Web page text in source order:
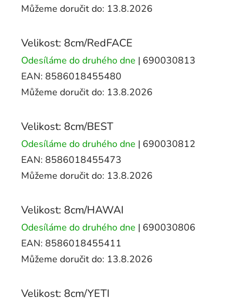
Můžeme doručit do: 13.8.2026
Velikost: 8cm/RedFACE
Odesíláme do druhého dne | 690030813
EAN: 8586018455480
Můžeme doručit do: 13.8.2026
Velikost: 8cm/BEST
Odesíláme do druhého dne | 690030812
EAN: 8586018455473
Můžeme doručit do: 13.8.2026
Velikost: 8cm/HAWAI
Odesíláme do druhého dne | 690030806
EAN: 8586018455411
Můžeme doručit do: 13.8.2026
Velikost: 8cm/YETI